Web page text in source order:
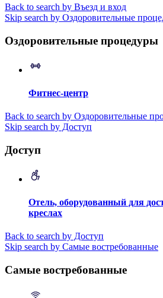
Back to search by Въезд и вход
Skip search by Оздоровительные
Оздоровительные процедуры
Фитнес-центр
Back to search by Оздоровительные
Skip search by Доступ
Доступ
Отель, оборудованный для
креслах
Back to search by Доступ
Skip search by Самые востребованные
Самые востребованные